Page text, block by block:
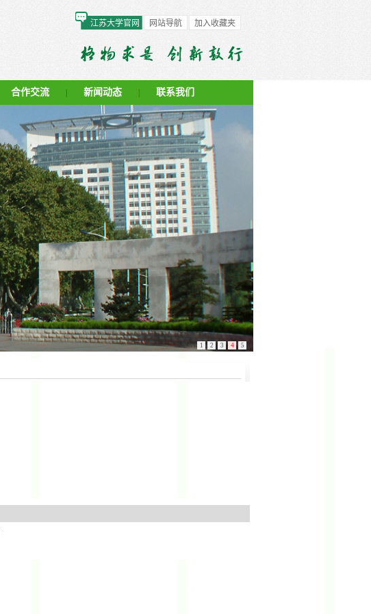
江苏大学官网 网站导航 加入收藏夹
合作交流 新闻动态 联系我们
1 2 3 4 5